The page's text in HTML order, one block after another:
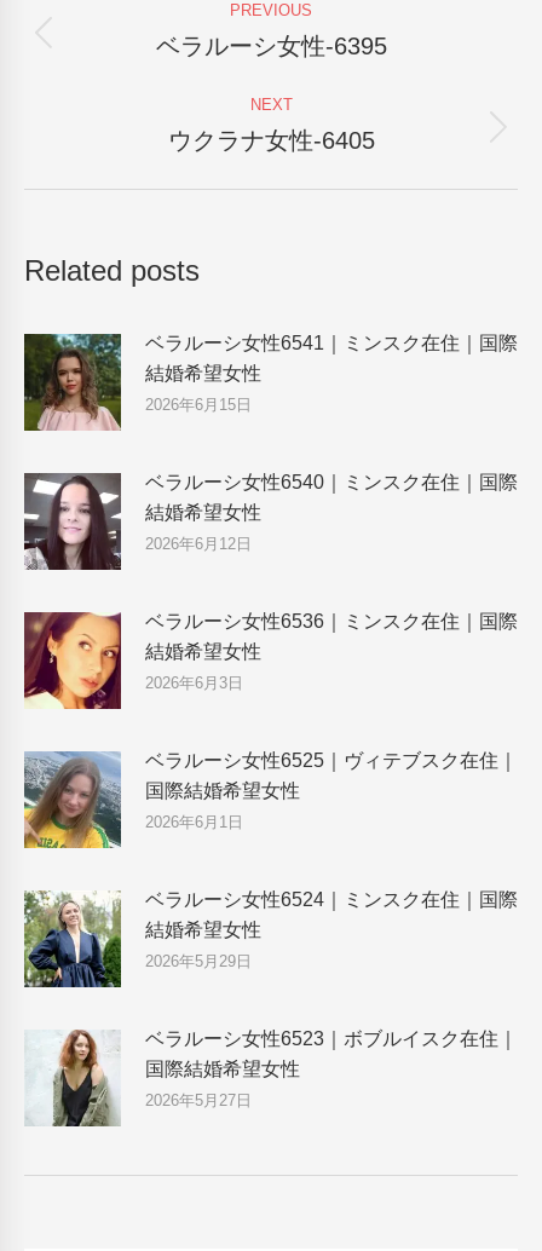
navigation
PREVIOUS
Previous
ベラルーシ女性-6395
NEXT
Next
ウクラナ女性-6405
Related posts
ベラルーシ女性6541｜ミンスク在住｜国際
結婚希望女性
2026年6月15日
ベラルーシ女性6540｜ミンスク在住｜国際
結婚希望女性
2026年6月12日
ベラルーシ女性6536｜ミンスク在住｜国際
結婚希望女性
2026年6月3日
ベラルーシ女性6525｜ヴィテブスク在住｜
国際結婚希望女性
2026年6月1日
ベラルーシ女性6524｜ミンスク在住｜国際
結婚希望女性
2026年5月29日
ベラルーシ女性6523｜ボブルイスク在住｜
国際結婚希望女性
2026年5月27日